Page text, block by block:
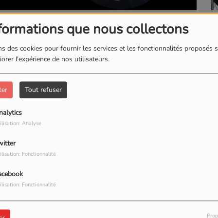
que nous collectons
des cookies pour fournir les services et les fonctionnalités proposés
l'expérience de nos utilisateurs.
Tout refuser
Analyse
Fonctionnalité
Fonctionnalité
723 VUES
TÉLÉCHARGER LE PODCAST
commenter cet article